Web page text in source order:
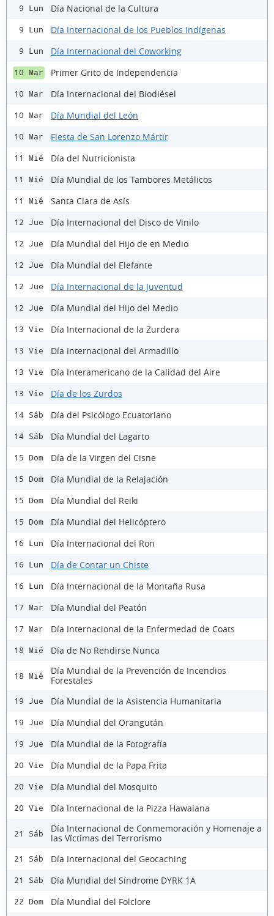
9 Lun Día Nacional de la Cultura
9 Lun Día Internacional de los Pueblos Indígenas
9 Lun Día Internacional del Coworking
10 Mar Primer Grito de Independencia
10 Mar Día Internacional del Biodiésel
10 Mar Día Mundial del León
10 Mar Fiesta de San Lorenzo Mártir
11 Mié Día del Nutricionista
11 Mié Día Mundial de los Tambores Metálicos
11 Mié Santa Clara de Asís
12 Jue Día Internacional del Disco de Vinilo
12 Jue Día Mundial del Hijo de en Medio
12 Jue Día Mundial del Elefante
12 Jue Día Internacional de la Juventud
12 Jue Día Mundial del Hijo del Medio
13 Vie Día Internacional de la Zurdera
13 Vie Día Internacional del Armadillo
13 Vie Día Interamericano de la Calidad del Aire
13 Vie Día de los Zurdos
14 Sáb Día del Psicólogo Ecuatoriano
14 Sáb Día Mundial del Lagarto
15 Dom Día de la Virgen del Cisne
15 Dom Día Mundial de la Relajación
15 Dom Día Mundial del Reiki
15 Dom Día Mundial del Helicóptero
16 Lun Día Internacional del Ron
16 Lun Día de Contar un Chiste
16 Lun Día Internacional de la Montaña Rusa
17 Mar Día Mundial del Peatón
17 Mar Día Internacional de la Enfermedad de Coats
18 Mié Día de No Rendirse Nunca
18 Mié
Día Mundial de la Prevención de Incendios
Forestales
19 Jue Día Mundial de la Asistencia Humanitaria
19 Jue Día Mundial del Orangután
19 Jue Día Mundial de la Fotografía
20 Vie Día Mundial de la Papa Frita
20 Vie Día Mundial del Mosquito
20 Vie Día Internacional de la Pizza Hawaiana
21 Sáb
Día Internacional de Conmemoración y Homenaje a
las Víctimas del Terrorismo
21 Sáb Día Internacional del Geocaching
21 Sáb Día Mundial del Síndrome DYRK 1A
22 Dom Día Mundial del Folclore